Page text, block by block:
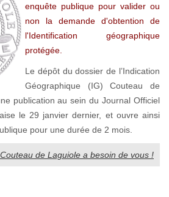
enquête publique pour valider ou
non la demande d'obtention de
l'Identification géographique
protégée.
Le dépôt du dossier de l’Indication
Géographique (IG) Couteau de
publication au sein du Journal Officiel
le 29 janvier dernier, et ouvre ainsi
pour une durée de 2 mois.
de Laguiole a besoin de vous !